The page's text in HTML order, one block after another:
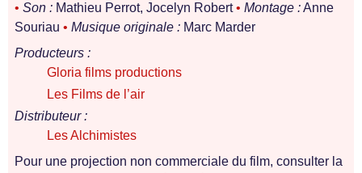
• Son : Mathieu Perrot, Jocelyn Robert• Montage :Anne
Souriau • Musique originale : Marc Marder
Producteurs :
Gloria films productions
Les Films de l’air
Distributeur :
Les Alchimistes
Pour une projection non commerciale du film, consulter la